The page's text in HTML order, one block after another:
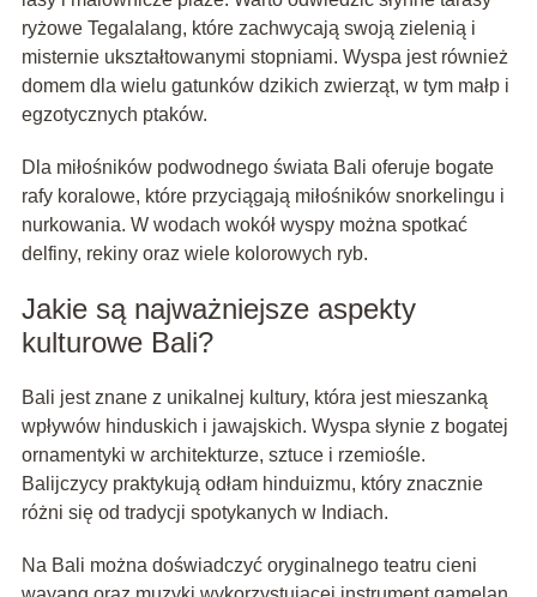
ryżowe Tegalalang, które zachwycają swoją zielenią i
misternie ukształtowanymi stopniami. Wyspa jest również
domem dla wielu gatunków dzikich zwierząt, w tym małp i
egzotycznych ptaków.
Dla miłośników podwodnego świata Bali oferuje bogate
rafy koralowe, które przyciągają miłośników snorkelingu i
nurkowania. W wodach wokół wyspy można spotkać
delfiny, rekiny oraz wiele kolorowych ryb.
Jakie są najważniejsze aspekty
kulturowe Bali?
Bali jest znane z unikalnej kultury, która jest mieszanką
wpływów hinduskich i jawajskich. Wyspa słynie z bogatej
ornamentyki w architekturze, sztuce i rzemiośle.
Balijczycy praktykują odłam hinduizmu, który znacznie
różni się od tradycji spotykanych w Indiach.
Na Bali można doświadczyć oryginalnego teatru cieni